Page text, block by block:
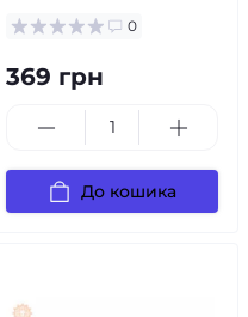
0
369 грн
До кошика